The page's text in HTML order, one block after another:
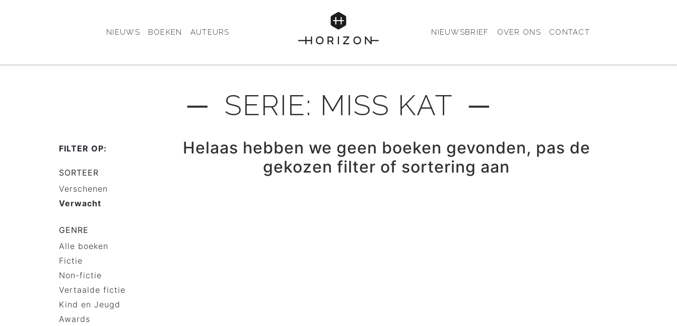
NIEUWS BOEKEN AUTEURS NIEUWSBRIEF OVER ONS CONTACT
─ SERIE: MISS KAT ─
FILTER OP:
SORTEER
Verschenen
Verwacht
GENRE
Alle boeken
Fictie
Non-fictie
Vertaalde fictie
Kind en Jeugd
Awards
Helaas hebben we geen boeken gevonden, pas de
gekozen filter of sortering aan